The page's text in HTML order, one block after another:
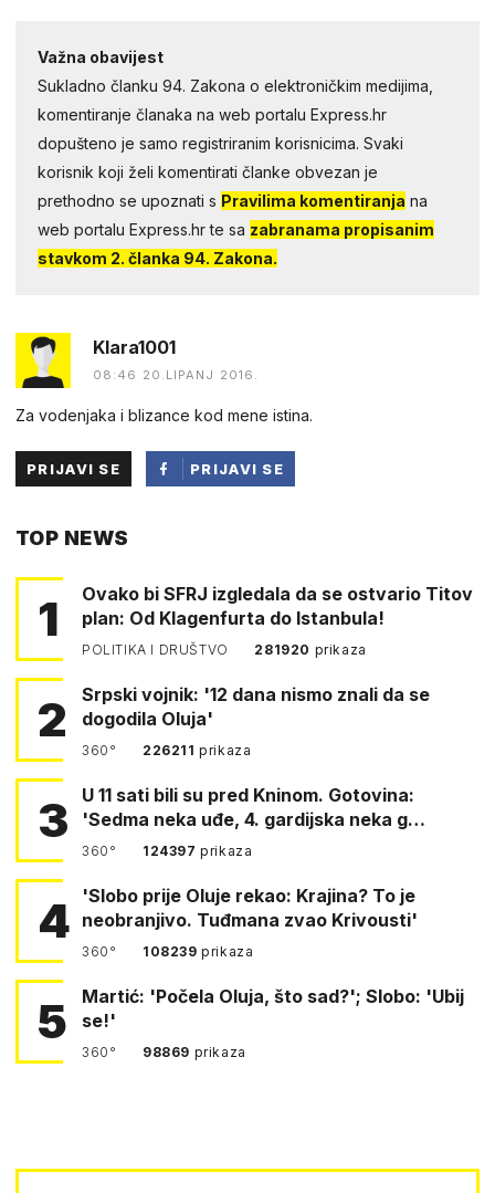
Važna obavijest
Sukladno članku 94. Zakona o elektroničkim medijima,
komentiranje članaka na web portalu Express.hr
dopušteno je samo registriranim korisnicima. Svaki
korisnik koji želi komentirati članke obvezan je
prethodno se upoznati s Pravilima komentiranja na
web portalu Express.hr te sa zabranama propisanim
stavkom 2. članka 94. Zakona.
Klara1001
08:46 20.LIPANJ 2016.
Za vodenjaka i blizance kod mene istina.
PRIJAVI SE
PRIJAVI SE
TOP NEWS
1
Ovako bi SFRJ izgledala da se ostvario Titov
plan: Od Klagenfurta do Istanbula!
POLITIKA I DRUŠTVO 281920 prikaza
2
Srpski vojnik: '12 dana nismo znali da se
dogodila Oluja'
360° 226211prikaza
3
U 11 sati bili su pred Kninom. Gotovina:
'Sedma neka uđe, 4. gardijska neka g…
360° 124397prikaza
4
'Slobo prije Oluje rekao: Krajina? To je
neobranjivo. Tuđmana zvao Krivousti'
360° 108239prikaza
5
Martić: 'Počela Oluja, što sad?'; Slobo: 'Ubij
se!'
360° 98869 prikaza